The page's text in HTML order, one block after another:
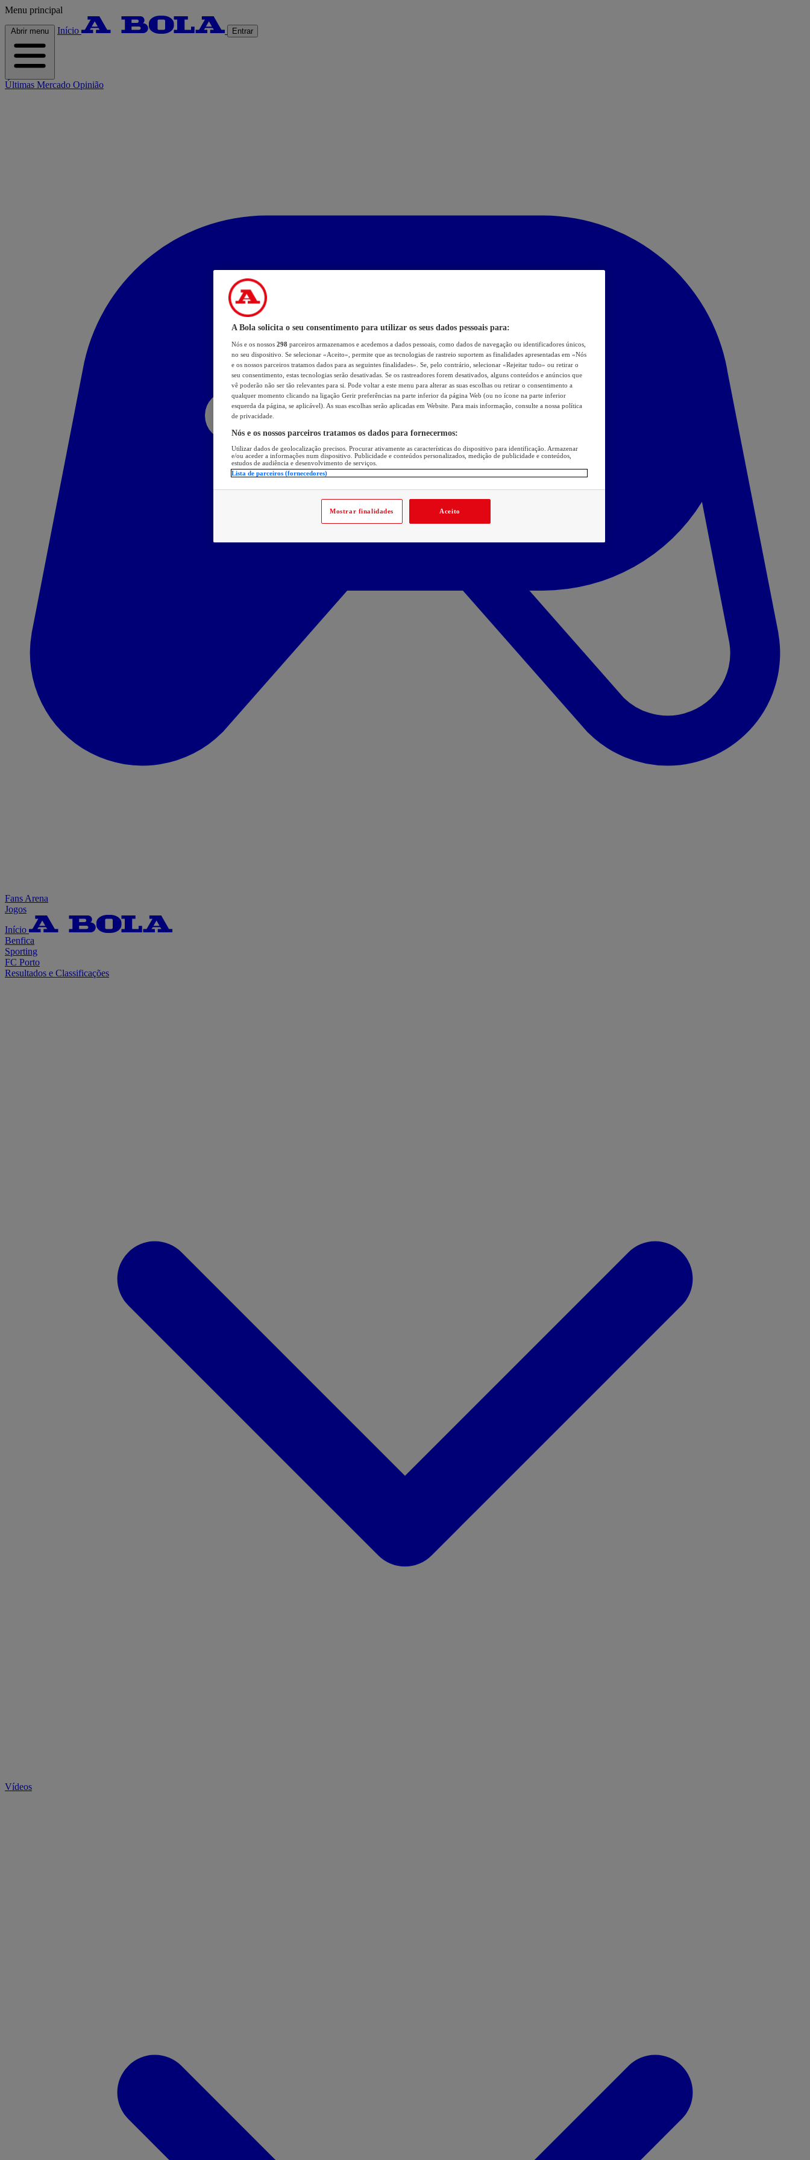
Menu principal
Abrir menu Início Entrar
Últimas Mercado Opinião
Fans Arena
Jogos
Início
Benfica
Sporting
FC Porto
Resultados e Classificações
Vídeos
A Bola solicita o seu consentimento para utilizar os seus dados pessoais para:
Nós e os nossos 298 parceiros armazenamos e acedemos a dados pessoais, como dados de navegação ou identificadores únicos,
no seu dispositivo. Se selecionar «Aceito», permite que as tecnologias de rastreio suportem as finalidades apresentadas em «Nós
e os nossos parceiros tratamos dados para as seguintes finalidades». Se, pelo contrário, selecionar «Rejeitar tudo» ou retirar o
seu consentimento, estas tecnologias serão desativadas. Se os rastreadores forem desativados, alguns conteúdos e anúncios que
vê poderão não ser tão relevantes para si. Pode voltar a este menu para alterar as suas escolhas ou retirar o consentimento a
qualquer momento clicando na ligação Gerir preferências na parte inferior da página Web (ou no ícone na parte inferior
esquerda da página, se aplicável). As suas escolhas serão aplicadas em Website. Para mais informação, consulte a nossa política
de privacidade.
Nós e os nossos parceiros tratamos os dados para fornecermos:
Utilizar dados de geolocalização precisos. Procurar ativamente as características do dispositivo para identificação. Armazenar
e/ou aceder a informações num dispositivo. Publicidade e conteúdos personalizados, medição de publicidade e conteúdos,
estudos de audiência e desenvolvimento de serviços.
Lista de parceiros (fornecedores)
Mostrar finalidades Aceito